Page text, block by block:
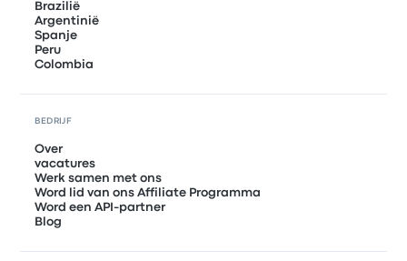
Brazilië
Argentinië
Spanje
Peru
Colombia
BEDRIJF
Over
vacatures
Werk samen met ons
Word lid van ons Affiliate Programma
Word een API-partner
Blog